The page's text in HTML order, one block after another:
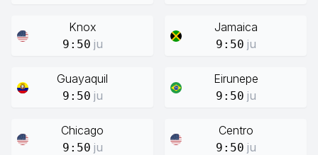
Knox
9:50 ju
Jamaica
9:50 ju
Guayaquil
9:50 ju
Eirunepe
9:50 ju
Chicago
9:50 ju
Centro
9:50 ju